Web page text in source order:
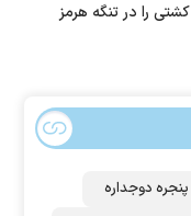
سنتکام: مسیر ۴۸ کشتی را در تنگه هرمز
پنجره دوجداره